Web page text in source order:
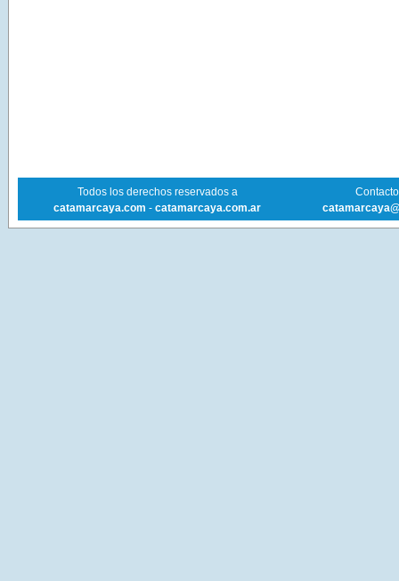
Todos los derechos reservados a
catamarcaya.com - catamarcaya.com.ar